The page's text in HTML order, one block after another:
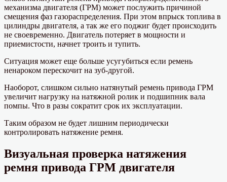
механизма двигателя (ГРМ) может послужить причиной
смещения фаз газораспределения. При этом впрыск топлива в
цилиндры двигателя, а так же его поджиг будет происходить
не своевременно. Двигатель потеряет в мощности и
приемистости, начнет троить и тупить.
Ситуация может еще больше усугубиться если ремень
ненароком перескочит на зуб-другой.
Наоборот, слишком сильно натянутый ремень привода ГРМ
увеличит нагрузку на натяжной ролик и подшипник вала
помпы. Что в разы сократит срок их эксплуатации.
Таким образом не будет лишним периодически
контролировать натяжение ремня.
Визуальная проверка натяжения
ремня привода ГРМ двигателя